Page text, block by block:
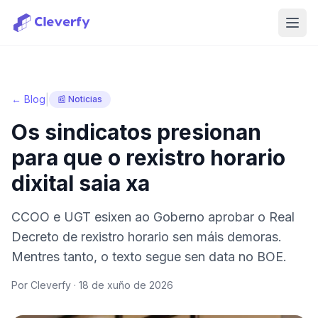
← Blog 📰 Noticias
Os sindicatos presionan
para que o rexistro horario
dixital saia xa
CCOO e UGT esixen ao Goberno aprobar o Real
Decreto de rexistro horario sen máis demoras.
Mentres tanto, o texto segue sen data no BOE.
Por Cleverfy · 18 de xuño de 2026